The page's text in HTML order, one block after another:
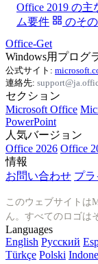
Office 2019 の主
ム要件
のそ
Office-Get
Windows用プログ
公式サイト:
連絡先:
セクション
Microsoft Office
PowerPoint
人気バージョン
Office 2026 Office
情報
お問い合わせ プ
このウェブサイトは
ん。すべてのロゴは
Languages
English Русский
Türkçe Polski